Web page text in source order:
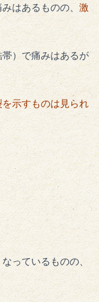
はあるものの、激
）で痛みはあるが
を示すものは見られ
っているものの、